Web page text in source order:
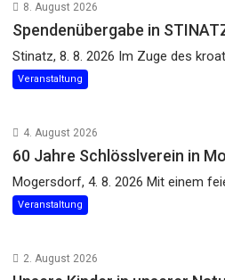
8. August 2026
Spendenübergabe in
Stinatz, 8. 8. 2026 Im Zuge des
Veranstaltung
4. August 2026
60 Jahre Schlösslverein in
Mogersdorf, 4. 8. 2026 Mit einem
Veranstaltung
2. August 2026